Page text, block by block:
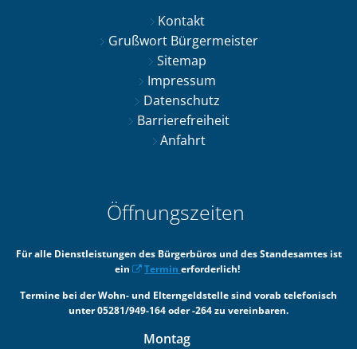
Kontakt
Grußwort Bürgermeister
Sitemap
Impressum
Datenschutz
Barrierefreiheit
Anfahrt
Öffnungszeiten
Für alle Dienstleistungen des Bürgerbüros und des Standesamtes ist
ein
Termin erforderlich!
Termine bei der Wohn- und Elterngeldstelle sind vorab telefonisch
unter 05281/949-164 oder -264 zu vereinbaren.
Montag